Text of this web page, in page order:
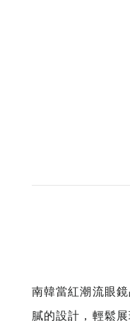
南韓當紅潮流眼
膩的設計，輕鬆